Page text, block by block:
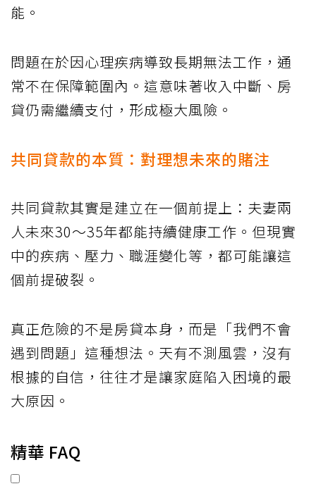
能。
問題在於因心理疾病導致長期無法工作，通
常不在保障範圍內。這意味著收入中斷、房
貸仍需繼續支付，形成極大風險。
共同貸款的本質：對理想未來的賭注
共同貸款其實是建立在一個前提上：夫妻兩
人未來30～35年都能持續健康工作。但現實
中的疾病、壓力、職涯變化等，都可能讓這
個前提破裂。
真正危險的不是房貸本身，而是「我們不會
遇到問題」這種想法。天有不測風雲，沒有
根據的自信，往往才是讓家庭陷入困境的最
大原因。
精華 FAQ